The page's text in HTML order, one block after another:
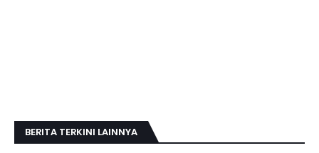
BERITA TERKINI LAINNYA